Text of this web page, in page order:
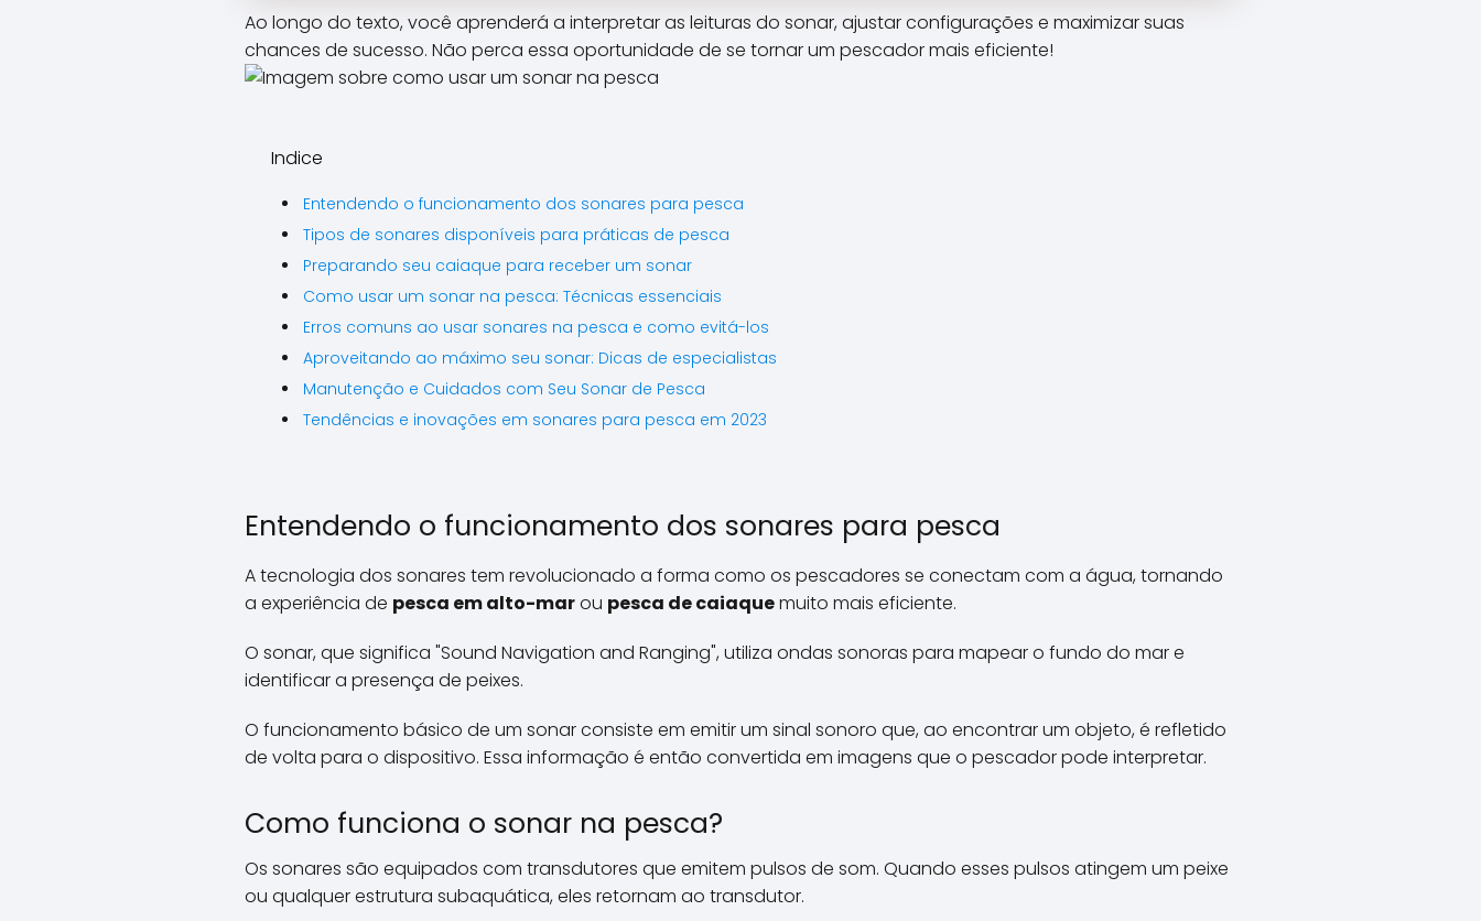
\\\\\\\\\\\\\\\\\\\\\\\\\
\\"cabeleiras\\\\\\\\\\\\\\
\\\\\\\\\\\\\\\\\\\\\\\\\
\\\\\\\\\\\\\\\\\\\\\\\\\
Ao longo do texto, você aprenderá a interpretar as leituras do sonar, ajustar configurações e maximizar suas
chances de sucesso. Não perca essa oportunidade de se tornar um pescador mais eficiente!
Indice
Entendendo o funcionamento dos sonares para pesca
Tipos de sonares disponíveis para práticas de pesca
Preparando seu caiaque para receber um sonar
Como usar um sonar na pesca: Técnicas essenciais
Erros comuns ao usar sonares na pesca e como evitá-los
Aproveitando ao máximo seu sonar: Dicas de especialistas
Manutenção e Cuidados com Seu Sonar de Pesca
Tendências e inovações em sonares para pesca em 2023
Entendendo o funcionamento dos sonares para pesca
A tecnologia dos sonares tem revolucionado a forma como os pescadores se conectam com a água, tornando
a experiência de pesca em alto-marou pesca de caiaquemuito mais eficiente.
O sonar, que significa "Sound Navigation and Ranging", utiliza ondas sonoras para mapear o fundo do mar e
identificar a presença de peixes.
O funcionamento básico de um sonar consiste em emitir um sinal sonoro que, ao encontrar um objeto, é refletido
de volta para o dispositivo. Essa informação é então convertida em imagens que o pescador pode interpretar.
Como funciona o sonar na pesca?
Os sonares são equipados com transdutores que emitem pulsos de som. Quando esses pulsos atingem um peixe
ou qualquer estrutura subaquática, eles retornam ao transdutor.